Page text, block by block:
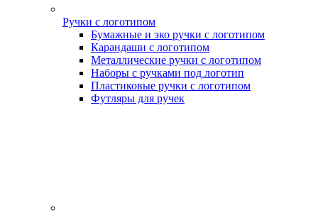
Ручки с логотипом
Бумажные и эко ручки с логотипом
Карандаши с логотипом
Металлические ручки с логотипом
Наборы с ручками под логотип
Пластиковые ручки с логотипом
Футляры для ручек